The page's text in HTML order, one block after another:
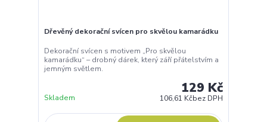
Dřevěný dekorační svícen pro skvělou kamarádku
Dekorační svícen s motivem „Pro skvělou
kamarádku“ – drobný dárek, který září přátelstvím a
jemným světlem.
129 Kč
106,61 Kčbez DPH
Skladem